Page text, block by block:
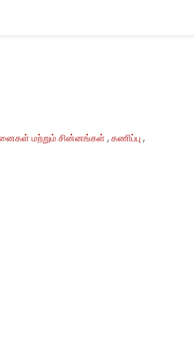
மற்றும் சின்னங்கள் ,கணிப்பு ,